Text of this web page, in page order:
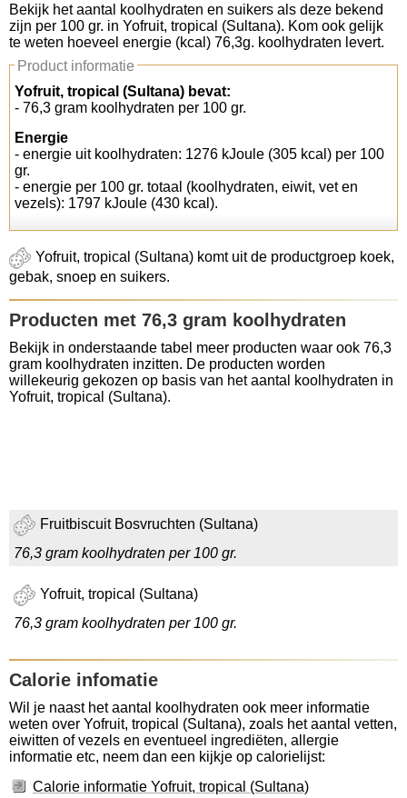
Koolhydraten tellen
Links
Bekijk het aantal koolhydraten en suikers als deze bekend
zijn per 100 gr. in Yofruit, tropical (Sultana). Kom ook gelijk
te weten hoeveel energie (kcal) 76,3g. koolhydraten levert.
Product informatie
Yofruit, tropical (Sultana) bevat:
- 76,3 gram koolhydraten per 100 gr.
Energie
- energie uit koolhydraten: 1276 kJoule (305 kcal) per 100
gr.
- energie per 100 gr. totaal (koolhydraten, eiwit, vet en
vezels): 1797 kJoule (430 kcal).
Yofruit, tropical (Sultana) komt uit de productgroep koek,
gebak, snoep en suikers.
Producten met 76,3 gram koolhydraten
Bekijk in onderstaande tabel meer producten waar ook 76,3
gram koolhydraten inzitten. De producten worden
willekeurig gekozen op basis van het aantal koolhydraten in
Yofruit, tropical (Sultana).
Fruitbiscuit Bosvruchten (Sultana)
76,3 gram koolhydraten per 100 gr.
Yofruit, tropical (Sultana)
76,3 gram koolhydraten per 100 gr.
Calorie infomatie
Wil je naast het aantal koolhydraten ook meer informatie
weten over Yofruit, tropical (Sultana), zoals het aantal vetten,
eiwitten of vezels en eventueel ingrediëten, allergie
informatie etc, neem dan een kijkje op calorielijst:
Calorie informatie Yofruit, tropical (Sultana)